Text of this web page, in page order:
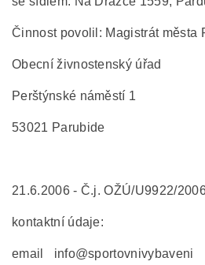
Činnost povolil: Magistrát města
Obecní živnostenský úřad
Perštýnské náměstí 1
53021 Parubide
21.6.2006 - Č.j. OŽÚ/U9922/
kontaktní údaje:
email info@sportovnivybaveni